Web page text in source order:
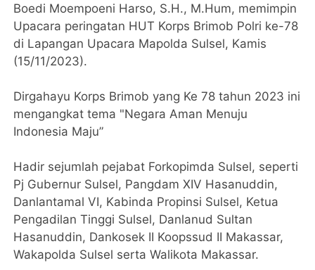
Boedi Moempoeni Harso, S.H., M.Hum, memimpin
Upacara peringatan HUT Korps Brimob Polri ke-78
di Lapangan Upacara Mapolda Sulsel, Kamis
(15/11/2023).
Dirgahayu Korps Brimob yang Ke 78 tahun 2023 ini
mengangkat tema "Negara Aman Menuju
Indonesia Maju”
Hadir sejumlah pejabat Forkopimda Sulsel, seperti
Pj Gubernur Sulsel, Pangdam XIV Hasanuddin,
Danlantamal VI, Kabinda Propinsi Sulsel, Ketua
Pengadilan Tinggi Sulsel, Danlanud Sultan
Hasanuddin, Dankosek II Koopssud II Makassar,
Wakapolda Sulsel serta Walikota Makassar.